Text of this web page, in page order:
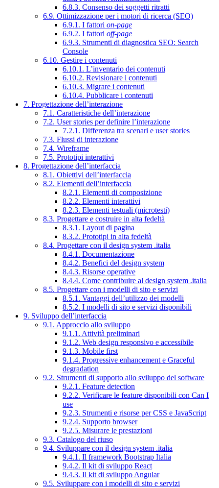
6.8.3. Consenso dei soggetti ritratti
6.9. Ottimizzazione per i motori di ricerca (SEO)
6.9.1. I fattori on-page
6.9.2. I fattori off-page
6.9.3. Strumenti di diagnostica SEO: Search
Console
6.10. Gestire i contenuti
6.10.1. L’inventario dei contenuti
6.10.2. Revisionare i contenuti
6.10.3. Migrare i contenuti
6.10.4. Pubblicare i contenuti
7. Progettazione dell’interazione
7.1. Caratteristiche dell’interazione
7.2. User stories per definire l’interazione
7.2.1. Differenza tra scenari e user stories
7.3. Flussi di interazione
7.4. Wireframe
7.5. Prototipi interattivi
8. Progettazione dell’interfaccia
8.1. Obiettivi dell’interfaccia
8.2. Elementi dell’interfaccia
8.2.1. Elementi di composizione
8.2.2. Elementi interattivi
8.2.3. Elementi testuali (microtesti)
8.3. Progettare e costruire in alta fedeltà
8.3.1. Layout di pagina
8.3.2. Prototipi in alta fedeltà
8.4. Progettare con il design system .italia
8.4.1. Documentazione
8.4.2. Benefici del design system
8.4.3. Risorse operative
8.4.4. Come contribuire al design system .italia
8.5. Progettare con i modelli di sito e servizi
8.5.1. Vantaggi dell’utilizzo dei modelli
8.5.2. I modelli di sito e servizi disponibili
9. Sviluppo dell’interfaccia
9.1. Approccio allo sviluppo
9.1.1. Attività preliminari
9.1.2. Web design responsivo e accessibile
9.1.3. Mobile first
9.1.4. Progressive enhancement e Graceful
degradation
9.2. Strumenti di supporto allo sviluppo del software
9.2.1. Feature detection
9.2.2. Verificare le feature disponibili con Can I
use
9.2.3. Strumenti e risorse per CSS e JavaScript
9.2.4. Supporto browser
9.2.5. Misurare le prestazioni
9.3. Catalogo del riuso
9.4. Sviluppare con il design system .italia
9.4.1. Il framework Bootstrap Italia
9.4.2. Il kit di sviluppo React
9.4.3. Il kit di sviluppo Angular
9.5. Sviluppare con i modelli di sito e servizi